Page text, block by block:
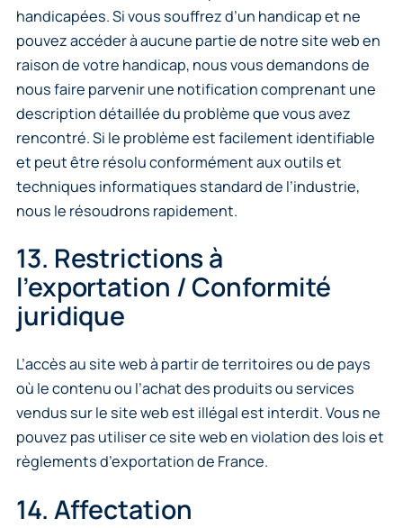
handicapées. Si vous souffrez d’un handicap et ne
pouvez accéder à aucune partie de notre site web en
raison de votre handicap, nous vous demandons de
nous faire parvenir une notification comprenant une
description détaillée du problème que vous avez
rencontré. Si le problème est facilement identifiable
et peut être résolu conformément aux outils et
techniques informatiques standard de l’industrie,
nous le résoudrons rapidement.
13. Restrictions à
l’exportation / Conformité
juridique
L’accès au site web à partir de territoires ou de pays
où le contenu ou l’achat des produits ou services
vendus sur le site web est illégal est interdit. Vous ne
pouvez pas utiliser ce site web en violation des lois et
règlements d’exportation de France.
14. Affectation